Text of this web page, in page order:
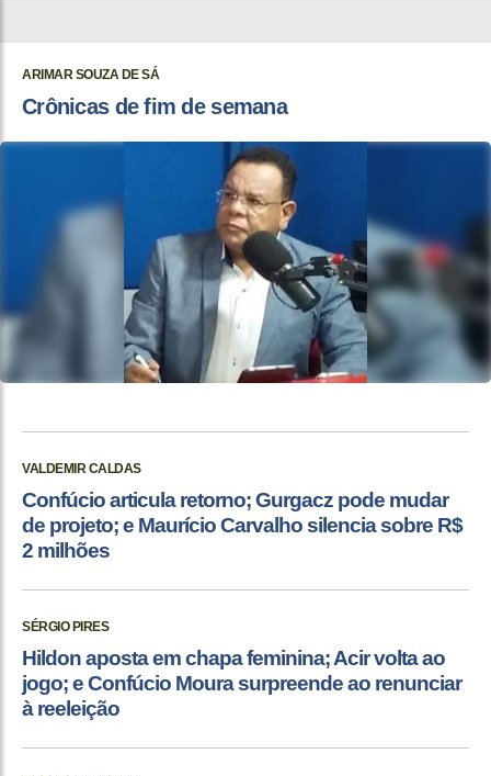
ARIMAR SOUZA DE SÁ
Crônicas de fim de semana
VALDEMIR CALDAS
Confúcio articula retorno; Gurgacz pode mudar
de projeto; e Maurício Carvalho silencia sobre R$
2 milhões
SÉRGIO PIRES
Hildon aposta em chapa feminina; Acir volta ao
jogo; e Confúcio Moura surpreende ao renunciar
à reeleição